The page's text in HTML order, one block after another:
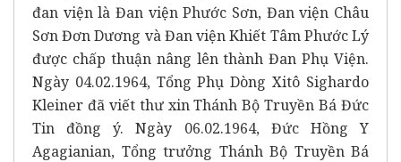
đan viện là Đan viện Phước Sơn, Đan viện Châu
Sơn Đơn Dương và Đan viện Khiết Tâm Phước Lý
được chấp thuận nâng lên thành Đan Phụ Viện.
Ngày 04.02.1964, Tổng Phụ Dòng Xitô Sighardo
Kleiner đã viết thư xin Thánh Bộ Truyền Bá Đức
Tin đồng ý. Ngày 06.02.1964, Đức Hồng Y
Agagianian, Tổng trưởng Thánh Bộ Truyền Bá